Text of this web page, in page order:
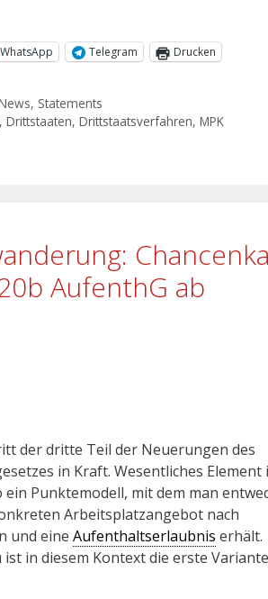
WhatsApp Telegram Drucken
, Statements
,Drittstaaten,Drittstaatsverfahren,MPK
AufenthG ab
der dritte Teil der Neuerungen des
in Kraft. Wesentliches Element
ein Punktemodell, mit dem man
Arbeitsplatzangebot nach
und eine Aufenthaltserlaubnis erhält.
in diesem Kontext die erste